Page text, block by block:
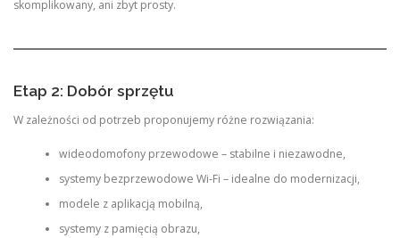
skomplikowany, ani zbyt prosty.
Etap 2: Dobór sprzętu
W zależności od potrzeb proponujemy różne rozwiązania:
wideodomofony przewodowe – stabilne i niezawodne,
systemy bezprzewodowe Wi-Fi – idealne do modernizacji,
modele z aplikacją mobilną,
systemy z pamięcią obrazu,